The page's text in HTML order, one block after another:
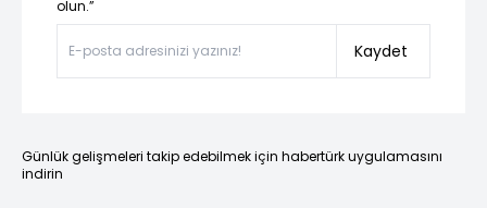
olun.”
Kaydet
Günlük gelişmeleri takip edebilmek için habertürk uygulamasını
indirin